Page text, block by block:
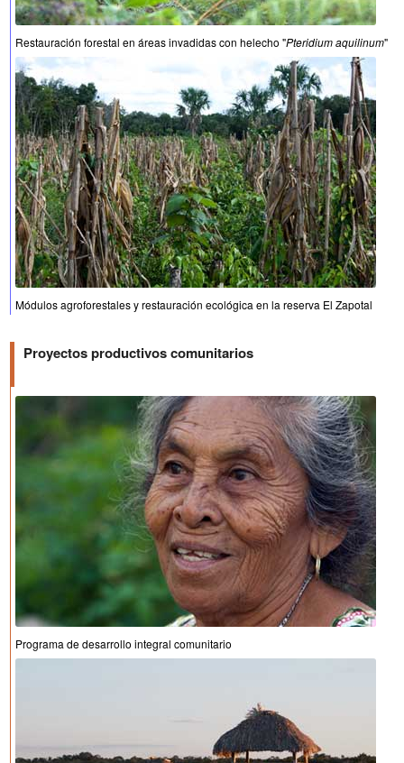
Restauración forestal en áreas invadidas con helecho "Pteridium aquilinum"
Módulos agroforestales y restauración ecológica en la reserva El Zapotal
Proyectos productivos comunitarios
Programa de desarrollo integral comunitario